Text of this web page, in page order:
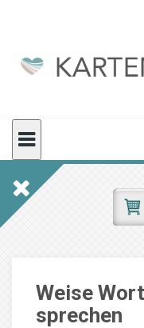
Weise
sprechen